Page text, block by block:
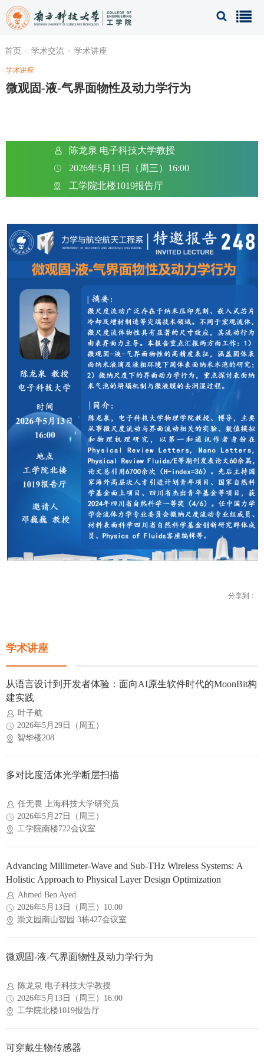
学术讲座
首页 学术交流 学术讲座
微观固-液-气界面物性及动力学行为
陈龙泉 电子科技大学教授
2026年5月13日（周三）16:00
工学院北楼1019报告厅
分享到：
学术讲座
从语言设计到开发者体验：面向AI原生软件时代的MoonBit构
建实践
叶子航
2026年5月29日（周五）
智华楼208
多对比度活体光学断层扫描
任无畏 上海科技大学研究员
2026年5月27日（周三）
工学院南楼722会议室
Advancing Millimeter-Wave and Sub-THz Wireless Systems: A
Holistic Approach to Physical Layer Design Optimization
Ahmed Ben Ayed
2026年5月13日（周三）10:00
崇文园南山智园 3栋427会议室
微观固-液-气界面物性及动力学行为
陈龙泉 电子科技大学教授
2026年5月13日（周三）16:00
工学院北楼1019报告厅
可穿戴生物传感器